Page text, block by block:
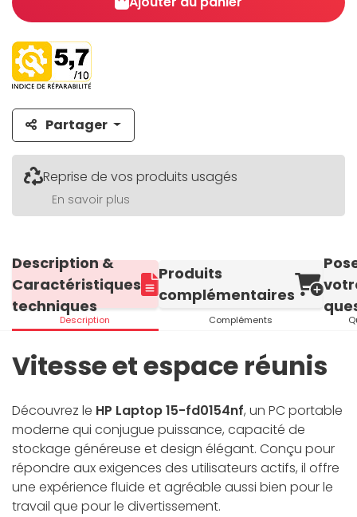
Partager
Reprise de vos produits usagés
En savoir plus
Description &
Caractéristiques
techniques
Description
Produits
complémentaires
Compléments
Vitesse et espace réunis
Découvrez le HP Laptop 15-fd0154nf, un PC portable
moderne qui conjugue puissance, capacité de
stockage généreuse et design élégant. Conçu pour
répondre aux exigences des utilisateurs actifs, il offre
une expérience fluide et agréable aussi bien pour le
travail que pour le divertissement.